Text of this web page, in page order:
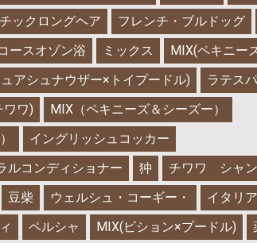
ックロングヘア フレンチ・ブルドッグ
ースオゾン浴 ミックス
MIX(ペキニー
アシュナウザー×トイプードル)
ラテスパ
ワワ)
MIX（ペキニーズ＆シーズー）
イングリッシュコッカー
ルコンディショナー
狆
チワワ シャ
豆柴 ウェルシュ・コーギー・
イタリ
ペルシャ MIX(ビション×プードル)